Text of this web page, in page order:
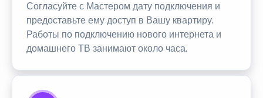
Согласуйте с Мастером дату подключения и
предоставьте ему доступ в Вашу квартиру.
Работы по подключению нового интернета и
домашнего ТВ занимают около часа.